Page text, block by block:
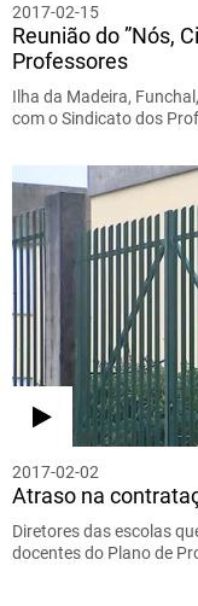
2017-02-15
Reunião do ”Nós,
Professores
Ilha da Madeira,
com o Sindicato dos
2017-02-02
Atraso na
Diretores das escolas
docentes do Plano de